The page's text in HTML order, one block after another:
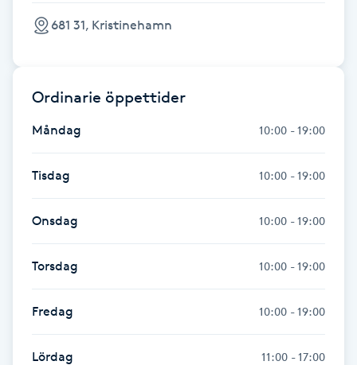
Gellack med förstärkning
Gravidmassage
Gravidyoga
Gruppträning
Gua Sha-massage
681 31, Kristinehamn
Ordinarie öppettider
Måndag 10:00 - 19:00
Tisdag 10:00 - 19:00
Onsdag 10:00 - 19:00
Torsdag 10:00 - 19:00
Fredag 10:00 - 19:00
Lördag 11:00 - 17:00